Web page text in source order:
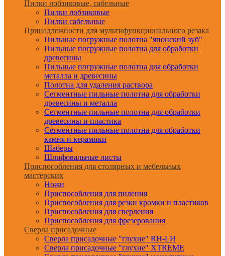
Пилки лобзиковые, сабельные
Пилки лобзиковые
Пилки сабельные
Принадлежности для мультифункционального резака
Пильные погружные полотна "японский зуб"
Пильные погружные полотна для обработки
древесины
Пильные погружные полотна для обработки
металла и древесины
Полотна для удаления раствора
Сегментные пильные полотна для обработки
древесины и металла
Сегментные пильные полотна для обработки
древесины и пластика
Сегментные пильные полотна для обработки
камня и керамики
Шаберы
Шлифовальные листы
Приспособления для столярных и мебельных
мастерских
Ножи
Приспособления для пиления
Приспособления для резки кромки и пластиков
Приспособления для сверления
Приспособления для фрезерования
Сверла присадочные
Сверла присадочные "глухие" RH-LH
Сверла присадочные "глухие" XTREME